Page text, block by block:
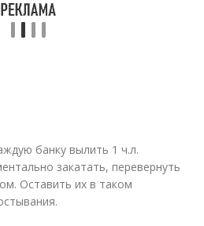
банку вылить 1 ч.л.
закатать, перевернуть
Оставить их в таком